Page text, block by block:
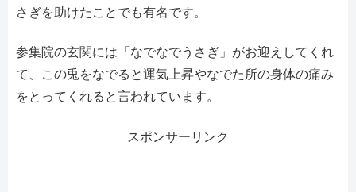
さぎを助けたことでも有名です。
参集院の玄関には「なでなでうさぎ」がお迎えしてくれ
て、この兎をなでると運気上昇やなでた所の身体の痛み
をとってくれると言われています。
スポンサーリンク